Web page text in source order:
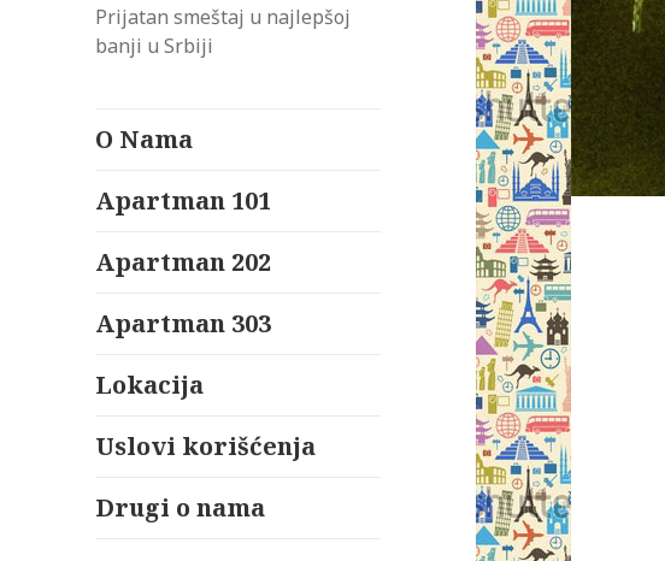
Prijatan smeštaj u najlepšoj
banji u Srbiji
O Nama
Apartman 101
Apartman 202
Apartman 303
Lokacija
Uslovi korišćenja
Drugi o nama